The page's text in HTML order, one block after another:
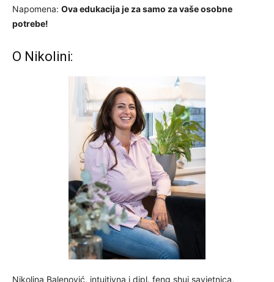
Napomena: Ova edukacija je za samo za vaše osobne
potrebe!
O Nikolini:
Nikolina Balenović, intuitivna i dipl. feng shui savjetnica,